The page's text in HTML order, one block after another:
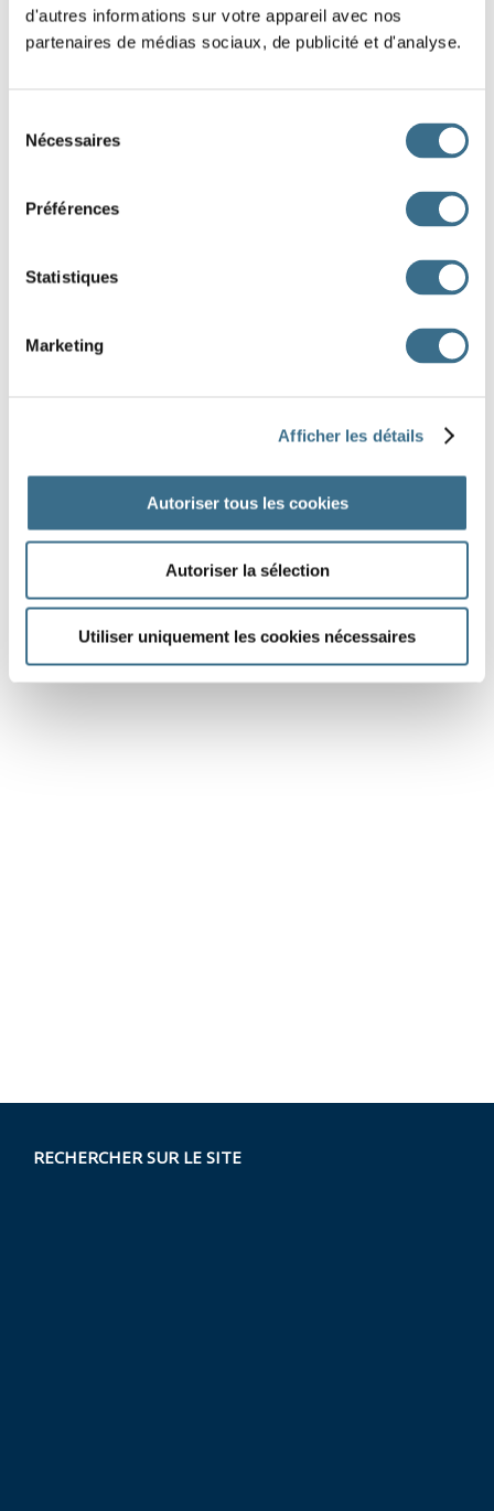
d'autres informations sur votre appareil avec nos
partenaires de médias sociaux, de publicité et d'analyse.
Nécessaires
Préférences
Statistiques
Marketing
Afficher les détails
Autoriser tous les cookies
Autoriser la sélection
Utiliser uniquement les cookies nécessaires
RECHERCHER SUR LE SITE